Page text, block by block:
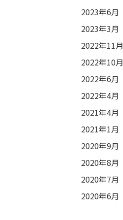
2023年6月
2023年3月
2022年11月
2022年10月
2022年6月
2022年4月
2021年4月
2021年1月
2020年9月
2020年8月
2020年7月
2020年6月